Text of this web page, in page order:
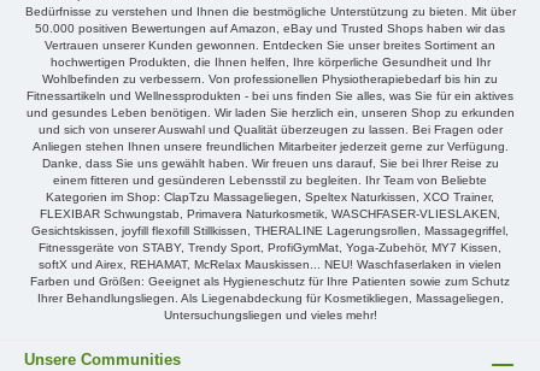
Bedürfnisse zu verstehen und Ihnen die bestmögliche Unterstützung zu bieten. Mit über
50.000 positiven Bewertungen auf Amazon, eBay und Trusted Shops haben wir das
Vertrauen unserer Kunden gewonnen. Entdecken Sie unser breites Sortiment an
hochwertigen Produkten, die Ihnen helfen, Ihre körperliche Gesundheit und Ihr
Wohlbefinden zu verbessern. Von professionellen Physiotherapiebedarf bis hin zu
Fitnessartikeln und Wellnessprodukten - bei uns finden Sie alles, was Sie für ein aktives
und gesundes Leben benötigen. Wir laden Sie herzlich ein, unseren Shop zu erkunden
und sich von unserer Auswahl und Qualität überzeugen zu lassen. Bei Fragen oder
Anliegen stehen Ihnen unsere freundlichen Mitarbeiter jederzeit gerne zur Verfügung.
Danke, dass Sie uns gewählt haben. Wir freuen uns darauf, Sie bei Ihrer Reise zu
einem fitteren und gesünderen Lebensstil zu begleiten. Ihr Team von Beliebte
Kategorien im Shop: ClapTzu Massageliegen, Speltex Naturkissen, XCO Trainer,
FLEXIBAR Schwungstab, Primavera Naturkosmetik, WASCHFASER-VLIESLAKEN,
Gesichtskissen, joyfill flexofill Stillkissen, THERALINE Lagerungsrollen, Massagegriffel,
Fitnessgeräte von STABY, Trendy Sport, ProfiGymMat, Yoga-Zubehör, MY7 Kissen,
softX und Airex, REHAMAT, McRelax Mauskissen... NEU! Waschfaserlaken in vielen
Farben und Größen: Geeignet als Hygieneschutz für Ihre Patienten sowie zum Schutz
Ihrer Behandlungsliegen. Als Liegenabdeckung für Kosmetikliegen, Massageliegen,
Untersuchungsliegen und vieles mehr!
Unsere Communities